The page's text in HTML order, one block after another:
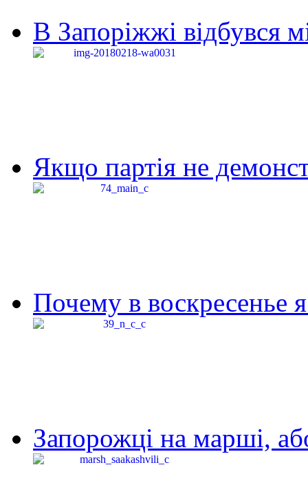
В Запоріжжі відбувся
Якщо партія не
Почему в воскресенье
Запорожці на марші,